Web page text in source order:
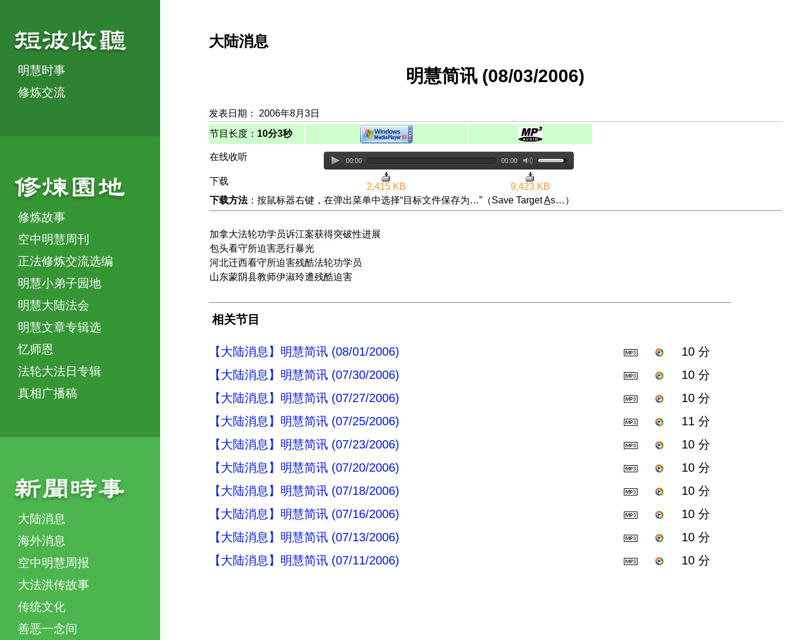
明慧时事
修炼交流
修炼故事
空中明慧周刊
正法修炼交流选编
明慧小弟子园地
明慧大陆法会
明慧文章专辑选
忆师恩
法轮大法日专辑
真相广播稿
大陆消息
海外消息
空中明慧周报
大法洪传故事
传统文化
善恶一念间
大陆消息
明慧简讯 (08/03/2006)
发表日期： 2006年8月3日
节目长度： 10分3秒
在线收听 00:00 00:00
下载
2,415 KB
9,423 KB
下载方法：按鼠标器右键，在弹出菜单中选择“目标文件保存为…”（Save TargetAs…）
加拿大法轮功学员诉江案获得突破性进展
包头看守所迫害恶行暴光
河北迁西看守所迫害残酷法轮功学员
山东蒙阴县教师伊淑玲遭残酷迫害
相关节目
【大陆消息】明慧简讯 (08/01/2006)
10 分
【大陆消息】明慧简讯 (07/30/2006)
10 分
【大陆消息】明慧简讯 (07/27/2006)
10 分
【大陆消息】明慧简讯 (07/25/2006)
11 分
【大陆消息】明慧简讯 (07/23/2006)
10 分
【大陆消息】明慧简讯 (07/20/2006)
10 分
【大陆消息】明慧简讯 (07/18/2006)
10 分
【大陆消息】明慧简讯 (07/16/2006)
10 分
【大陆消息】明慧简讯 (07/13/2006)
10 分
【大陆消息】明慧简讯 (07/11/2006)
10 分